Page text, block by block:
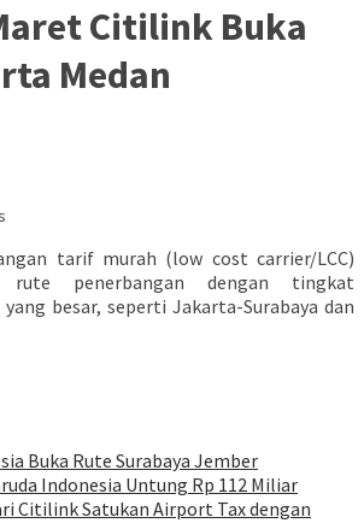
Citilink Buka
Medan
tarif murah (low cost carrier/LCC)
penerbangan dengan tingkat
besar, seperti Jakarta-Surabaya dan
Buka Rute Surabaya Jember
Indonesia Untung Rp 112 Miliar
Citilink Satukan Airport Tax dengan